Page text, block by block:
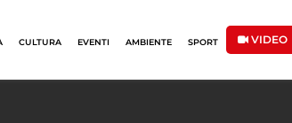
CULTURA EVENTI AMBIENTE SPORT VIDEO